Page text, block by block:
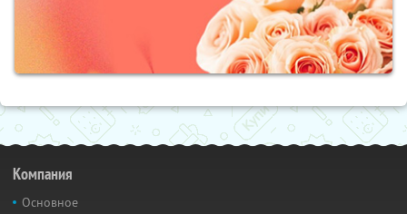
Компания
Основное